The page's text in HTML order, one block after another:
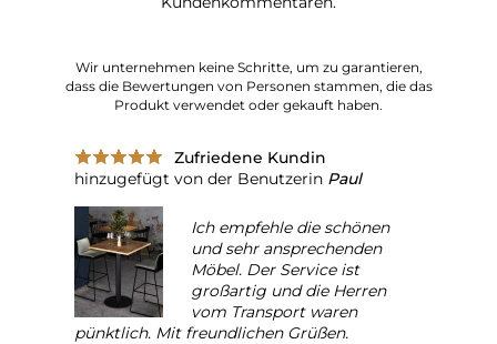
Wir unternehmen keine Schritte, um zu garantieren,
dass die Bewertungen von Personen stammen, die das
Produkt verwendet oder gekauft haben.
Zufriedene Kundin
hinzugefügt von der Benutzerin Paul
Ich empfehle die schönen
und sehr ansprechenden
Möbel. Der Service ist
großartig und die Herren
vom Transport waren
pünktlich. Mit freundlichen Grüßen.